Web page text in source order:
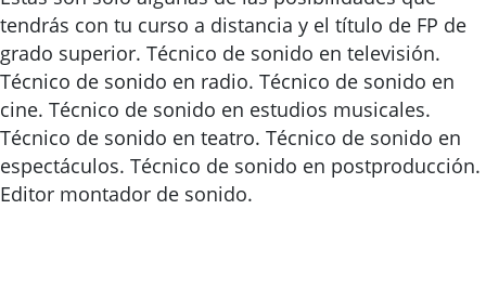
tendrás con tu curso a distancia y el título de FP de
grado superior. Técnico de sonido en televisión.
Técnico de sonido en radio. Técnico de sonido en
cine. Técnico de sonido en estudios musicales.
Técnico de sonido en teatro. Técnico de sonido en
espectáculos. Técnico de sonido en postproducción.
Editor montador de sonido.